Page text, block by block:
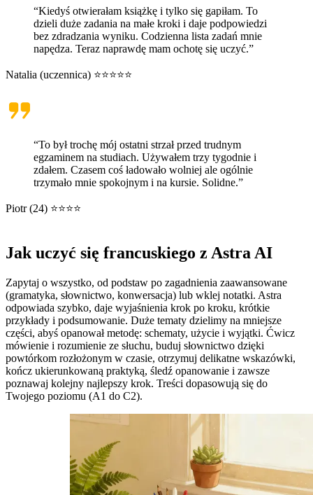
“Kiedyś otwierałam książkę i tylko się gapiłam. To
dzieli duże zadania na małe kroki i daje podpowiedzi
bez zdradzania wyniku. Codzienna lista zadań mnie
napędza. Teraz naprawdę mam ochotę się uczyć.”
Natalia (uczennica) ⭐⭐⭐⭐⭐
“To był trochę mój ostatni strzał przed trudnym
egzaminem na studiach. Używałem trzy tygodnie i
zdałem. Czasem coś ładowało wolniej ale ogólnie
trzymało mnie spokojnym i na kursie. Solidne.”
Piotr (24) ⭐⭐⭐⭐
Jak uczyć się francuskiego z Astra AI
Zapytaj o wszystko, od podstaw po zagadnienia zaawansowane
(gramatyka, słownictwo, konwersacja) lub wklej notatki. Astra
odpowiada szybko, daje wyjaśnienia krok po kroku, krótkie
przykłady i podsumowanie. Duże tematy dzielimy na mniejsze
części, abyś opanował metodę: schematy, użycie i wyjątki. Ćwicz
mówienie i rozumienie ze słuchu, buduj słownictwo dzięki
powtórkom rozłożonym w czasie, otrzymuj delikatne wskazówki,
kończ ukierunkowaną praktyką, śledź opanowanie i zawsze
poznawaj kolejny najlepszy krok. Treści dopasowują się do
Twojego poziomu (A1 do C2).